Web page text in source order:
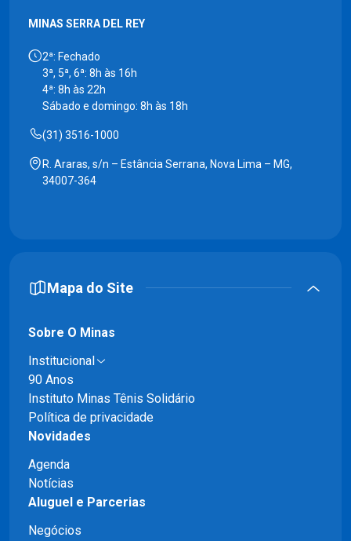
MINAS SERRA DEL REY
2ª: Fechado
3ª, 5ª, 6ª: 8h às 16h
4ª: 8h às 22h
Sábado e domingo: 8h às 18h
(31) 3516-1000
R. Araras, s/n – Estância Serrana, Nova Lima – MG,
34007-364
Mapa do Site
Sobre O Minas
Institucional
90 Anos
Instituto Minas Tênis Solidário
Política de privacidade
Novidades
Agenda
Notícias
Aluguel e Parcerias
Negócios